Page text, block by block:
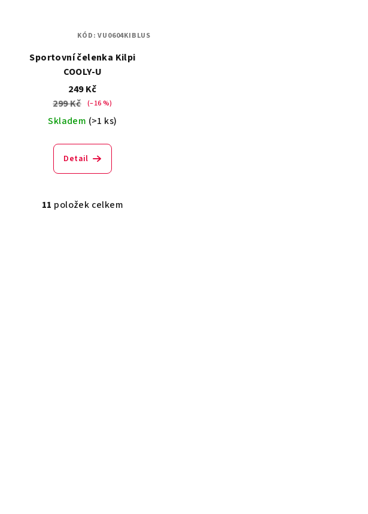
Sportovní čelenka Kilpi
COOLY-U
249 Kč
299 Kč
(–16 %)
Skladem (>1 ks)
Detail
KÓD:VU0604KIBLUS
O
11 položek celkem